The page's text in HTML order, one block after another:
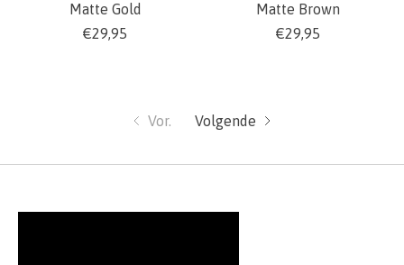
Matte Gold
€29,95
Matte Brown
€29,95
Vor. Volgende